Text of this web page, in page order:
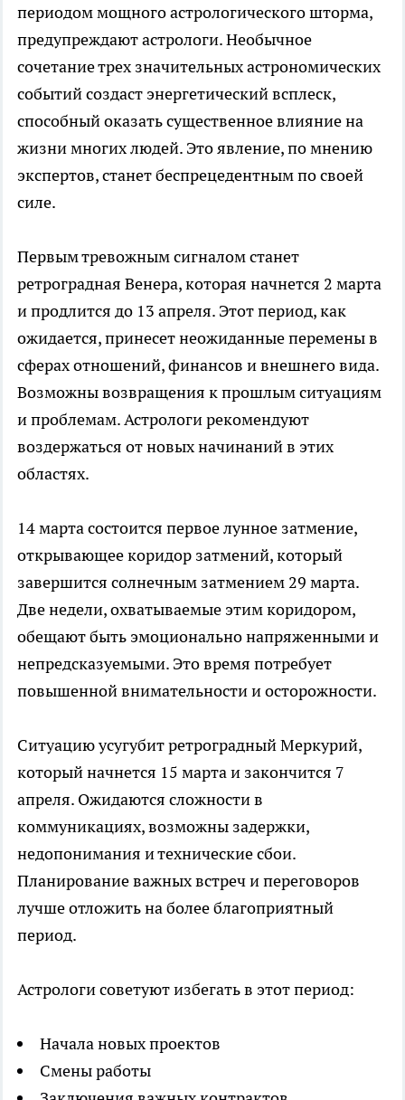
периодом мощного астрологического шторма,
предупреждают астрологи. Необычное
сочетание трех значительных астрономических
событий создаст энергетический всплеск,
способный оказать существенное влияние на
жизни многих людей. Это явление, по мнению
экспертов, станет беспрецедентным по своей
силе.
Первым тревожным сигналом станет
ретроградная Венера, которая начнется 2 марта
и продлится до 13 апреля. Этот период, как
ожидается, принесет неожиданные перемены в
сферах отношений, финансов и внешнего вида.
Возможны возвращения к прошлым ситуациям
и проблемам. Астрологи рекомендуют
воздержаться от новых начинаний в этих
областях.
14 марта состоится первое лунное затмение,
открывающее коридор затмений, который
завершится солнечным затмением 29 марта.
Две недели, охватываемые этим коридором,
обещают быть эмоционально напряженными и
непредсказуемыми. Это время потребует
повышенной внимательности и осторожности.
Ситуацию усугубит ретроградный Меркурий,
который начнется 15 марта и закончится 7
апреля. Ожидаются сложности в
коммуникациях, возможны задержки,
недопонимания и технические сбои.
Планирование важных встреч и переговоров
лучше отложить на более благоприятный
период.
Астрологи советуют избегать в этот период:
Начала новых проектов
Смены работы